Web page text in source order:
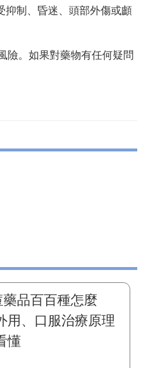
抑制、昏迷、頭部外傷或顱
險。如果對藥物有任何疑問